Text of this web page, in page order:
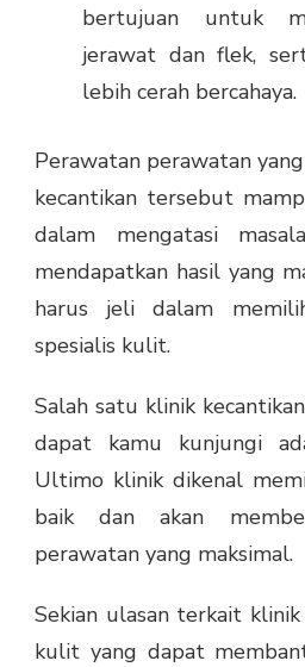
bertujuan untuk
jerawat dan flek,
lebih cerah bercahaya.
Perawatan perawatan
kecantikan tersebut
dalam mengatasi
mendapatkan hasil yang
harus jeli dalam
spesialis kulit.
Salah satu klinik
dapat kamu kunjungi
Ultimo klinik dikenal
baik dan akan
perawatan yang maksimal.
Sekian ulasan terkait klinik
kulit yang dapat